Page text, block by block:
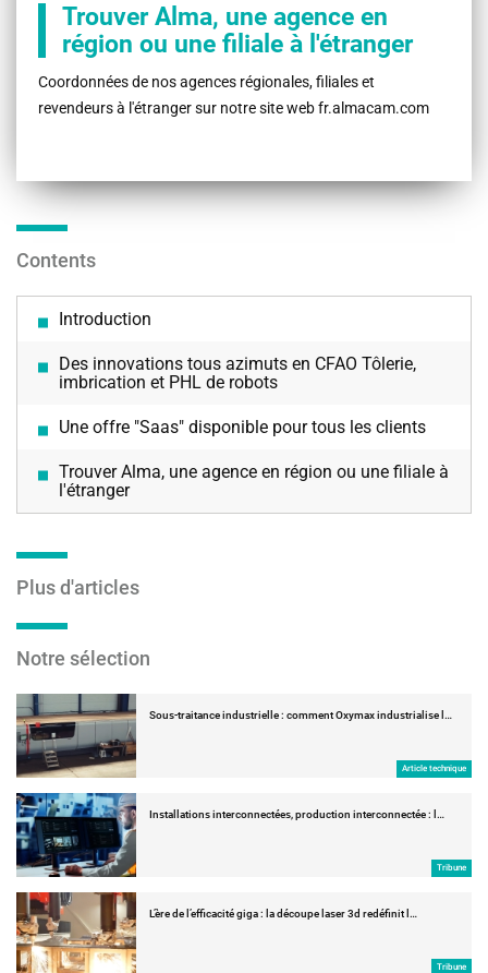
Trouver Alma, une agence en
région ou une filiale à l'étranger
Coordonnées de nos agences régionales, filiales et
revendeurs à l'étranger sur notre site web fr.almacam.com
Contents
Introduction
Des innovations tous azimuts en CFAO Tôlerie,
imbrication et PHL de robots
Une offre "Saas" disponible pour tous les clients
Trouver Alma, une agence en région ou une filiale à
l'étranger
Plus d'articles
Notre sélection
Sous-traitance industrielle : comment Oxymax industrialise l…
Article technique
Installations interconnectées, production interconnectée : l…
Tribune
L’ère de l’efficacité giga : la découpe laser 3d redéfinit l…
Tribune